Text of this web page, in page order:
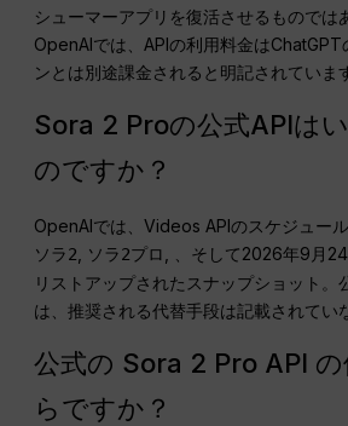
シューマーアプリを復活させるものでは
OpenAIでは、APIの利用料金はChatGPT
ンとは別途課金されると明記されていま
Sora 2 Proの公式APIは
のですか？
OpenAIでは、Videos APIのスケジュール
ソラ2 ソラ2プロ
, 、そして2026年9月
リストアップされたスナップショット。
は、推奨される代替手段は記載されてい
公式の Sora 2 Pro API の
らですか？